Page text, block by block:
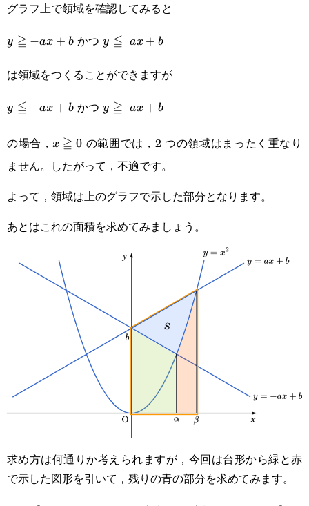
グラフ上で領域を確認してみると
y\geqq-
y ≧ −ax + b かつy\leqq ax+b
y ≦ ax + b
は領域をつくることができますが
y\leqq-
y ≦ −ax + b かつy\geqq ax+b
y ≧ ax + b
の場合，x\geqq0
x ≧ 0 の範囲では，2 つの領域はまったく重なり
ません。したがって，不適です。
よって，領域は上のグラフで示した部分となります。
あとはこれの面積を求めてみましょう。
求め方は何通りか考えられますが，今回は台形から緑と赤
で示した図形を引いて，残りの青の部分を求めてみます。